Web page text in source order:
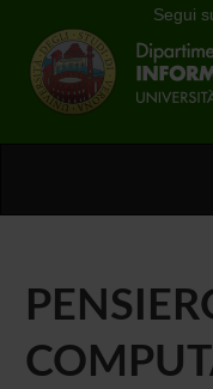
Segui